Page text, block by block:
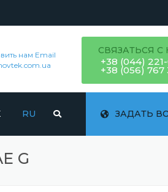
нам Email
СВЯЗАТЬСЯ С
+38 (044)
+38 (056) 767
ЗАДАТЬ
RU
G